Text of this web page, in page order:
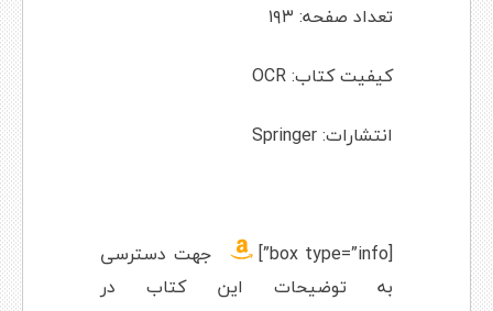
تعداد صفحه: ۱۹۳
کیفیت کتاب: OCR
انتشارات: Springer
[box type=”info”]
جهت دسترسی
به توضیحات این کتاب در